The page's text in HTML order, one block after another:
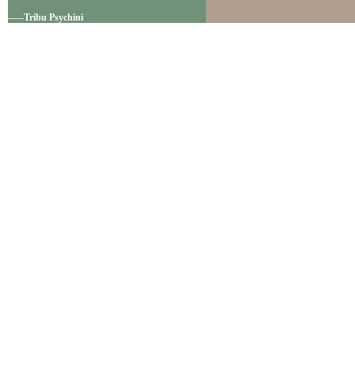
-----Tribu Psychini